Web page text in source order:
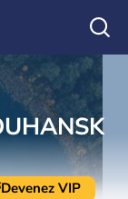
Devenez VIP